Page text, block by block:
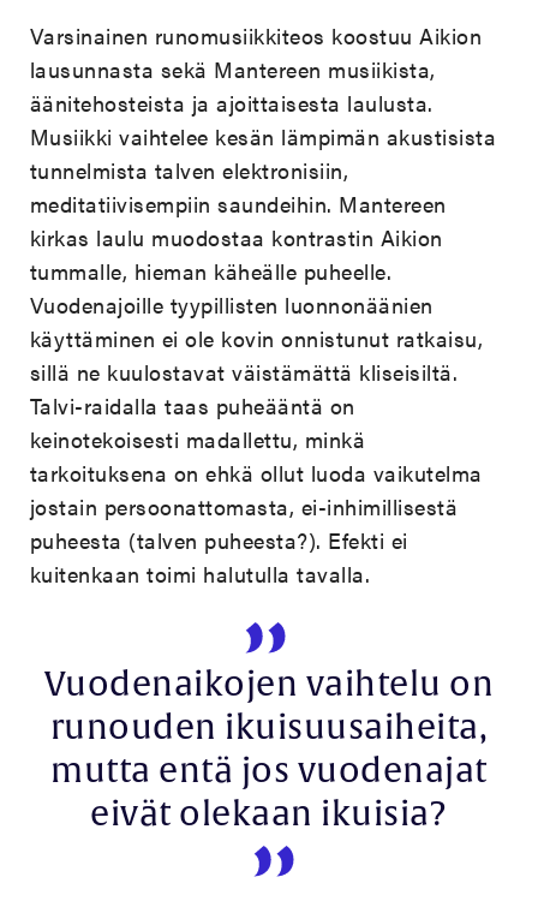
Varsinainen runomusiikkiteos koostuu Aikion
lausunnasta sekä Mantereen musiikista,
äänitehosteista ja ajoittaisesta laulusta.
Musiikki vaihtelee kesän lämpimän akustisista
tunnelmista talven elektronisiin,
meditatiivisempiin saundeihin. Mantereen
kirkas laulu muodostaa kontrastin Aikion
tummalle, hieman käheälle puheelle.
Vuodenajoille tyypillisten luonnonäänien
käyttäminen ei ole kovin onnistunut ratkaisu,
sillä ne kuulostavat väistämättä kliseisiltä.
Talvi-raidalla taas puheääntä on
keinotekoisesti madallettu, minkä
tarkoituksena on ehkä ollut luoda vaikutelma
jostain persoonattomasta, ei-inhimillisestä
puheesta (talven puheesta?). Efekti ei
kuitenkaan toimi halutulla tavalla.
Vuodenaikojen vaihtelu on
runouden ikuisuusaiheita,
mutta entä jos vuodenajat
eivät olekaan ikuisia?